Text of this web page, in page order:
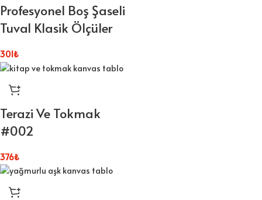
Profesyonel Boş Şaseli
Tuval Klasik Ölçüler
301₺
Terazi Ve Tokmak
#002
376₺